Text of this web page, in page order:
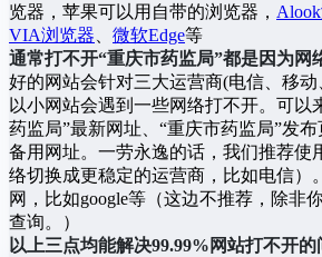
览器，苹果可以用自带的浏览器，
VIA浏览器
微软Edge等
通常打不开“重庆市药监局”都是因为网
好的网站会针对三大运营商(电信、移
以小网站会遇到一些网络打不开。可以
药监局”最新网址、“重庆市药监局”发
备用网址。一劳永逸的话，我们推荐使
络切换成更稳定的运营商，比如电信）
网，比如google等（这边不推荐，除非
查询。）
以上三点均能解决99.99%网站打不开的